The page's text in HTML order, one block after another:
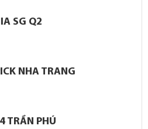
SG Q2
NHA TRANG
TRẦN PHÚ